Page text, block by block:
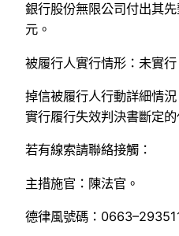
銀行股份無限公司付出其
元。
被履行人實行情形：未實行
掉信被履行人行動詳細情
實行履行失效判決書斷定
若有線索請聯絡接觸：
主措施官：陳法官。
德律風號碼：